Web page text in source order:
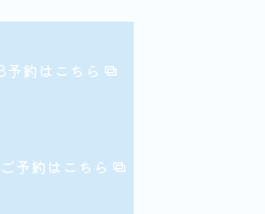
囲で行いましょう。感染
離の確保など、基本的な
病院比較のポイ
予約はこちら
予約はこちら